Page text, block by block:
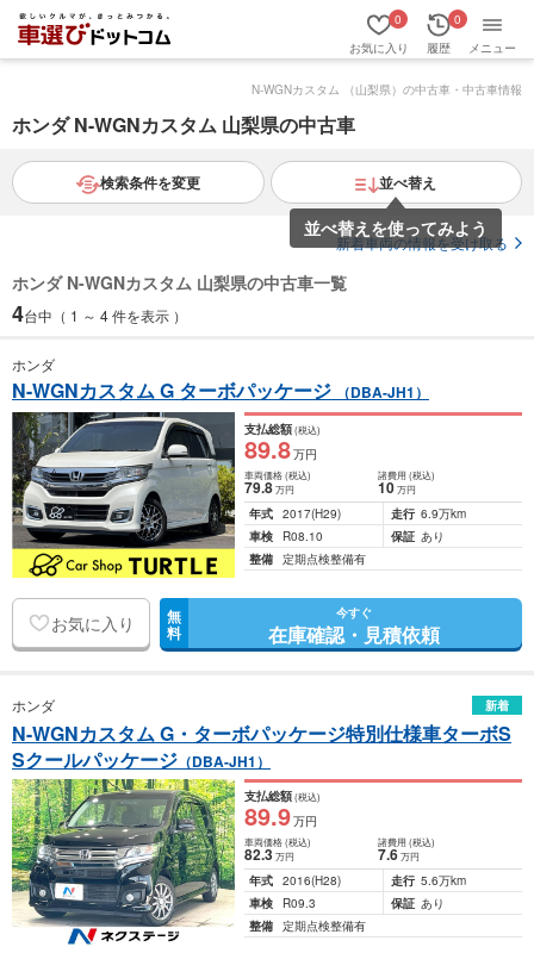
お気に入り
0
履歴
0
メニュー
N-WGNカスタム （山梨県）の中古車・中古車情報
ホンダ N-WGNカスタム 山梨県の中古車
検索条件を変更 並べ替え
並べ替えを使ってみよう
新着車両の情報を受け取る
ホンダ N-WGNカスタム 山梨県の中古車一覧
4台中（ 1 ～ 4 件を表示 ）
ホンダ
N-WGNカスタム G ターボパッケージ （DBA-JH1）
支払総額(税込)
89.8万円
車両価格(税込)
79.8万円
諸費用 (税込)
10 万円
年式 2017(H29) 走行 6.9万km
車検
R08.10 保証 あり
整備 定期点検整備有
お気に入り 無
料
今すぐ
在庫確認・見積依頼
ホンダ 新着
N-WGNカスタム G・ターボパッケージ特別仕様車ターボS
Sクールパッケージ （DBA-JH1）
支払総額(税込)
89.9万円
車両価格(税込)
82.3万円
諸費用 (税込)
7.6 万円
年式 2016(H28) 走行 5.6万km
車検
R09.3 保証 あり
整備 定期点検整備有